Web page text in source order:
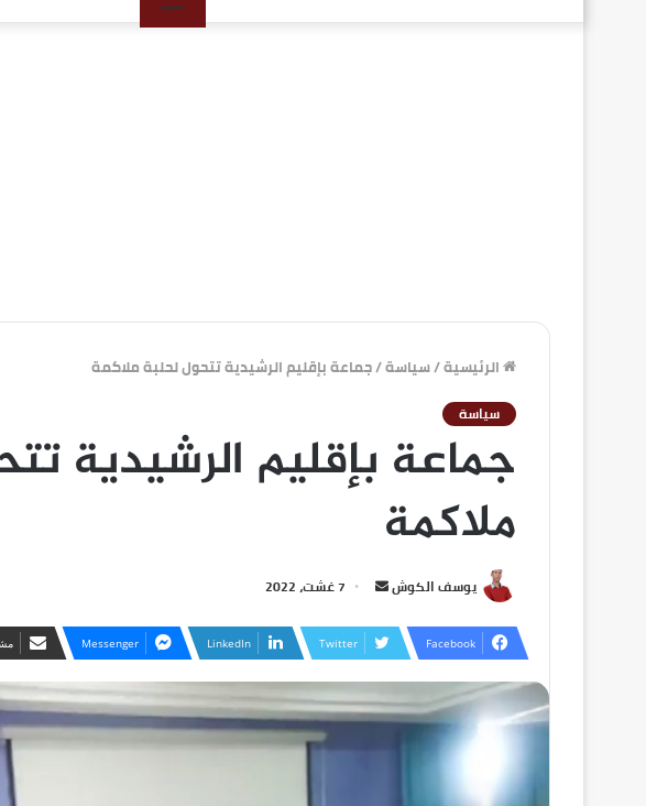
الرئيسية/سياسة/جماعة بإقليم الرشيدية تتحول لحلبة ملاكمة
سياسة
جماعة بإقليم الرشيدية
ملاكمة
يوسف الكوش 7 غشت، 2022
Facebook
Twitter
LinkedIn
Messenger